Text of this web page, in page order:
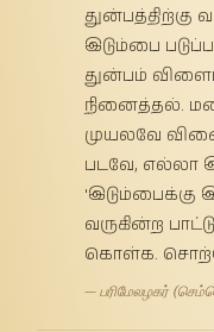
துன்பத்திற்கு
இடும்பை
துன்பம்
நினைத்தல்.
முயலவே
படவே, எல்லா
'இடும்பைக்கு
வருகின்ற
கொள்க.
— பரிமேலழகர்